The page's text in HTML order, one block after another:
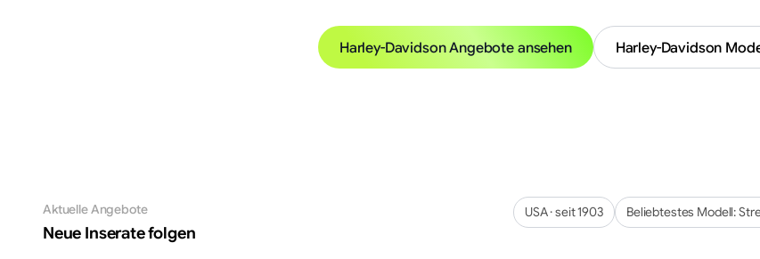
Harley-DavidsonAngebote ansehen Harley-Davidson
Aktuelle Angebote
Neue Inserate folgen
USA· seit1903 Beliebtestes Modell: